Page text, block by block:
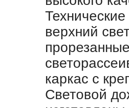
верхний
каркас с
Световой